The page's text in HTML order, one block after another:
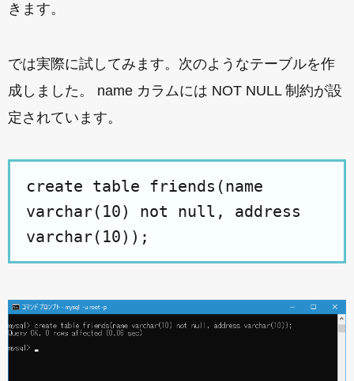
きます。
では実際に試してみます。次のようなテーブルを作
成しました。 name カラムには NOT NULL 制約が設
定されています。
create table friends(name
varchar(10) not null, address
varchar(10));